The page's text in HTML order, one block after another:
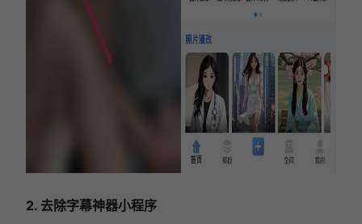
2. 去除字幕神器小程序